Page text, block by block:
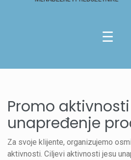
Promo
unapređenje
Za svoje klijente, organizujemo
aktivnosti. Ciljevi aktivnosti jesu